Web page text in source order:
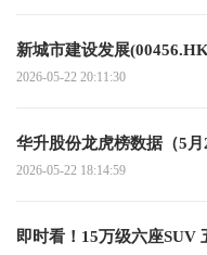
新城市建设发展
2026-05-22 20:11:30
华升股份龙虎榜数据（5月
2026-05-22 18:14:59
即时看！15万级六座SUV